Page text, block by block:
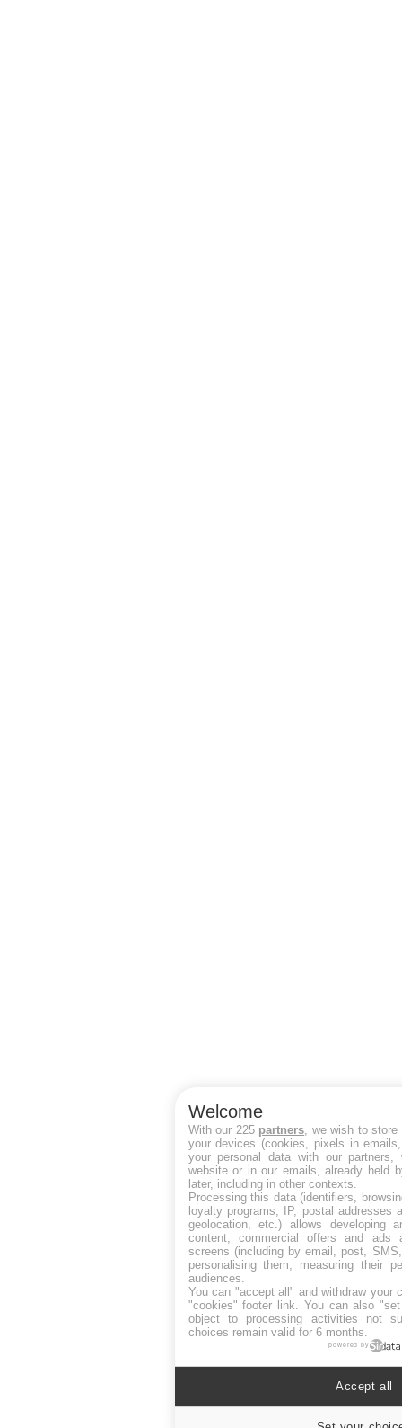
Welcome
With our 225 partners , we wish to
your devices (cookies, pixels in
your personal data with our partners,
website or in our emails, already held
later, including in other contexts.
Processing this data (identifiers,
loyalty programs, IP, postal addresses
geolocation, etc.) allows developing
content, commercial offers and ads
screens (including by email, post,
personalising them, measuring their
audiences.
You can "accept all" and withdraw your
"cookies" footer link . You can also
object to processing activities not
choices remain valid for 6 months.
powered by
Accept all